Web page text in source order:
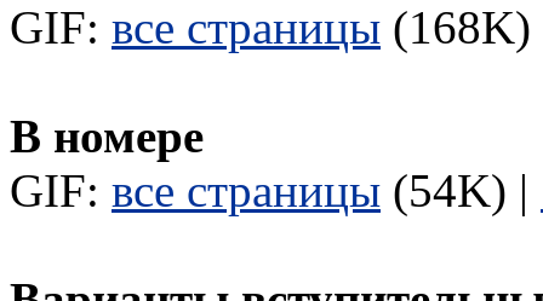
GIF: все страницы
В номере
GIF: все страницы (54K) |